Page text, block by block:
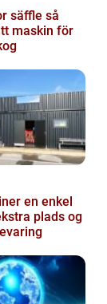
så
maskin för
plads og